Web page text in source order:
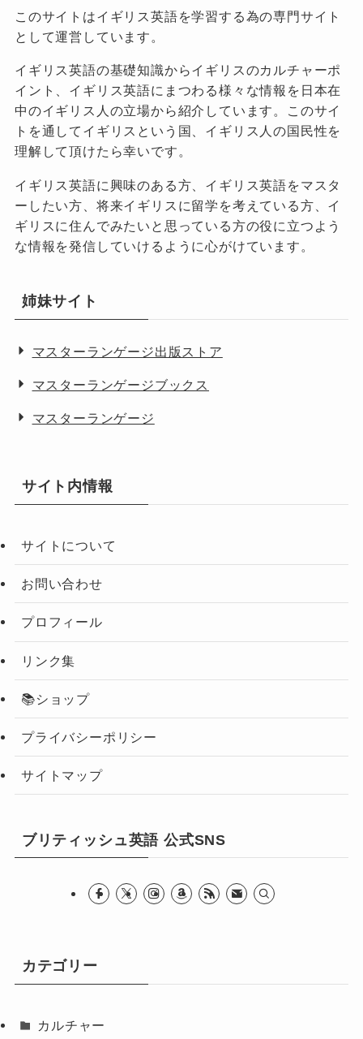
このサイトはイギリス英語を学習する為の専門サイト
として運営しています。
イギリス英語の基礎知識からイギリスのカルチャーポ
イント、イギリス英語にまつわる様々な情報を日本在
中のイギリス人の立場から紹介しています。このサイ
トを通してイギリスという国、イギリス人の国民性を
理解して頂けたら幸いです。
イギリス英語に興味のある方、イギリス英語をマスタ
ーしたい方、将来イギリスに留学を考えている方、イ
ギリスに住んでみたいと思っている方の役に立つよう
な情報を発信していけるように心がけています。
姉妹サイト
マスターランゲージ出版ストア
マスターランゲージブックス
マスターランゲージ
サイト内情報
サイトについて
お問い合わせ
プロフィール
リンク集
📚ショップ
プライバシーポリシー
サイトマップ
ブリティッシュ英語 公式SNS
カテゴリー
カルチャー